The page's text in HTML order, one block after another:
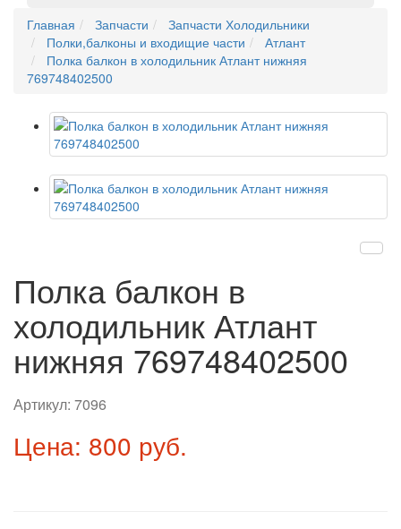
Главная Запчасти
Запчасти Холодильники
Полки,балконы и входищие части
Атлант
Полка балкон в холодильник Атлант нижняя
769748402500
Полка балкон в
холодильник Атлант
нижняя 769748402500
Артикул: 7096
Цена: 800 руб.